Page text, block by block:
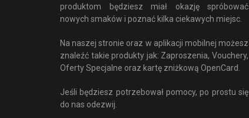
produktom będziesz miał okazję spróbować
nowych smaków i poznać kilka ciekawych miejsc.
Na naszej stronie oraz w aplikacji mobilnej możesz
znaleźć takie produkty jak: Zaproszenia, Vouchery,
Oferty Specjalne oraz kartę zniżkową OpenCard.
Jeśli będziesz potrzebował pomocy, po prostu się
do nas odezwij.